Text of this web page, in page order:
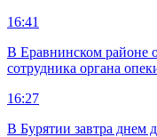
16:41
В Еравнинском районе
сотрудника органа
16:27
В Бурятии завтра днем